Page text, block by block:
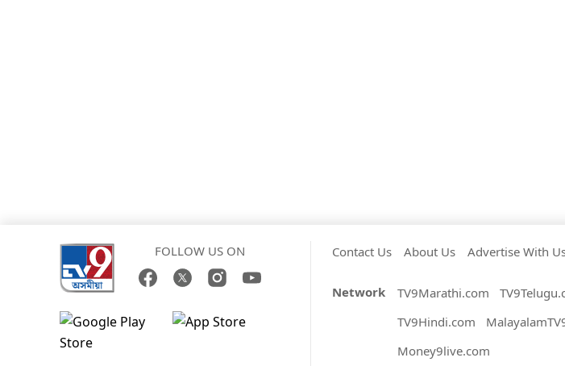
FOLLOW US ON Contact Us About Us Advertise With
Network TV9Marathi.com
TV9Hindi.com
Money9live.com